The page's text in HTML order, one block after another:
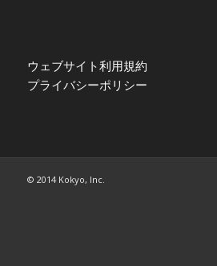
ウェブサイト利用規約
プライバシーポリシー
© 2014 Kokyo, Inc.